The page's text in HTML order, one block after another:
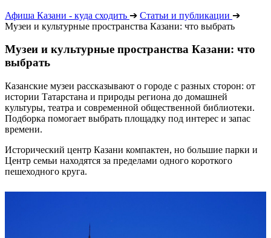
Афиша Казани - куда сходить ➔ Статьи и публикации ➔
Музеи и культурные пространства Казани: что выбрать
Музеи и культурные пространства Казани: что
выбрать
Казанские музеи рассказывают о городе с разных сторон: от
истории Татарстана и природы региона до домашней
культуры, театра и современной общественной библиотеки.
Подборка помогает выбрать площадку под интерес и запас
времени.
Исторический центр Казани компактен, но большие парки и
Центр семьи находятся за пределами одного короткого
пешеходного круга.